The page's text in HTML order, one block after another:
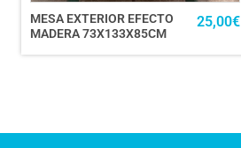
MESA EXTERIOR EFECTO
MADERA 73X133X85CM
25,00€